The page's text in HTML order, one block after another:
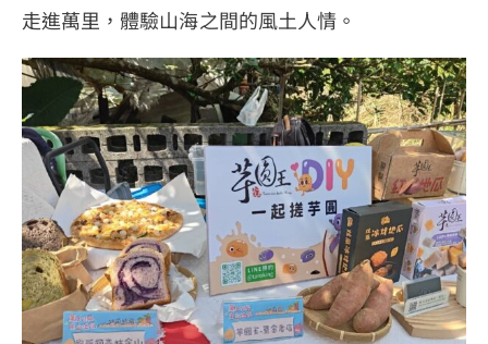
走進萬里，體驗山海之間的風土人情。